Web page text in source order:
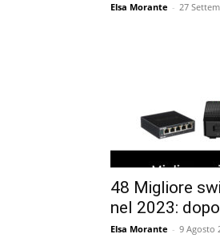
Elsa Morante - 27
48 Migliore
nel 2023:
Elsa Morante - 9 Agosto